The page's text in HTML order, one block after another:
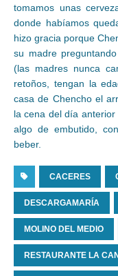
tomamos unas
donde habíamos
hizo gracia porque
su madre
(las madres nunca
retoños, tengan la
casa de Chencho el
la cena del día
algo de embutido,
beber.
CACERES
DESCARGAMARÍA
MOLINO DEL MEDIO
RESTAURANTE LA